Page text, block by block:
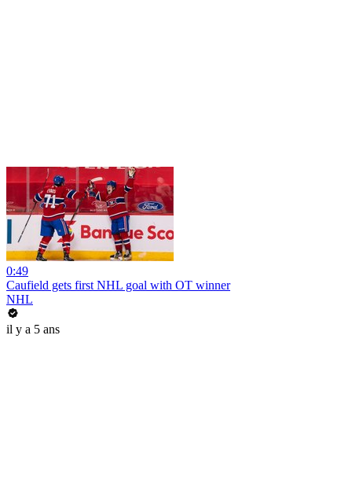
0:49
Caufield gets first NHL goal with OT winner
NHL
il y a 5 ans